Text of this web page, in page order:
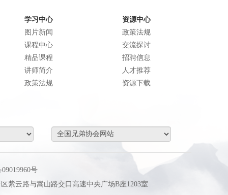
学习中心
图片新闻
课程中心
精品课程
讲师简介
政策法规
资源中心
政策法规
交流探讨
招聘信息
人才推荐
资源下载
号
紫云路与嵩山路交口高速中央广场B座1203室